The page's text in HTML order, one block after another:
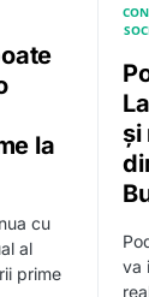
la
cu
al
prime
și
va